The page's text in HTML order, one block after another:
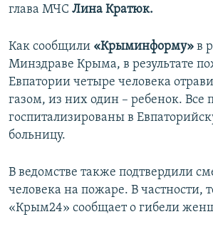
глава МЧС Лина Кратюк.
Как сообщили «Крыминформу» в
Минздраве Крыма, в результате
Евпатории четыре человека
газом, из них один – ребенок. Все
госпитализированы в
больницу.
В ведомстве также подтвердили
человека на пожаре. В частности,
«Крым24» сообщает о гибели